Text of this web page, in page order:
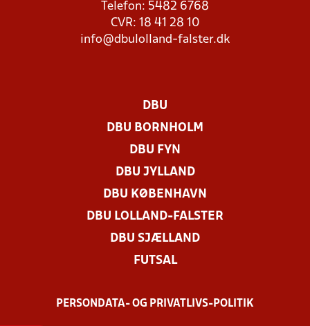
Telefon: 5482 6768
CVR: 18 41 28 10
info@dbulolland-falster.dk
DBU
DBU BORNHOLM
DBU FYN
DBU JYLLAND
DBU KØBENHAVN
DBU LOLLAND-FALSTER
DBU SJÆLLAND
FUTSAL
PERSONDATA- OG PRIVATLIVS-POLITIK